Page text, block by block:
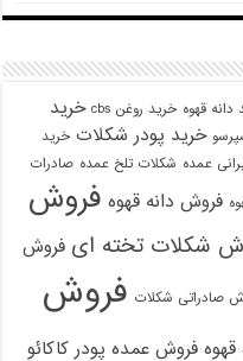
دانه قهوه خرید روغن cbs
خرید
خرید پودر شکلات خرید
عمده شکلات تلخ عمده صادرات
فروش دانه قهوه فروش
شکلات تخته ای فروش
صادراتی شکلات فروش
فروش عمده پودر کاکائو